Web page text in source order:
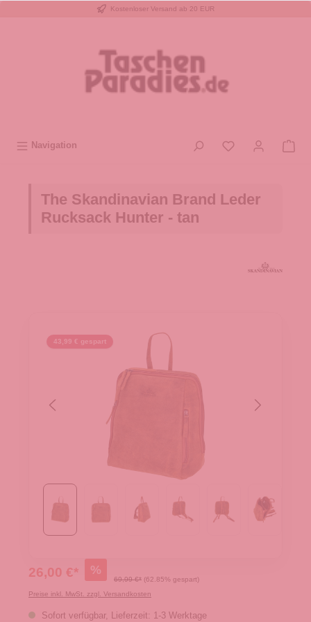
Kostenloser Versand ab 20 EUR
Navigation
The Skandinavian Brand Leder
Rucksack Hunter - tan
43,99 € gespart
26,00 €* %
69,99 €* (62.85% gespart)
Preise inkl. MwSt. zzgl. Versandkosten
Sofort verfügbar, Lieferzeit: 1-3 Werktage